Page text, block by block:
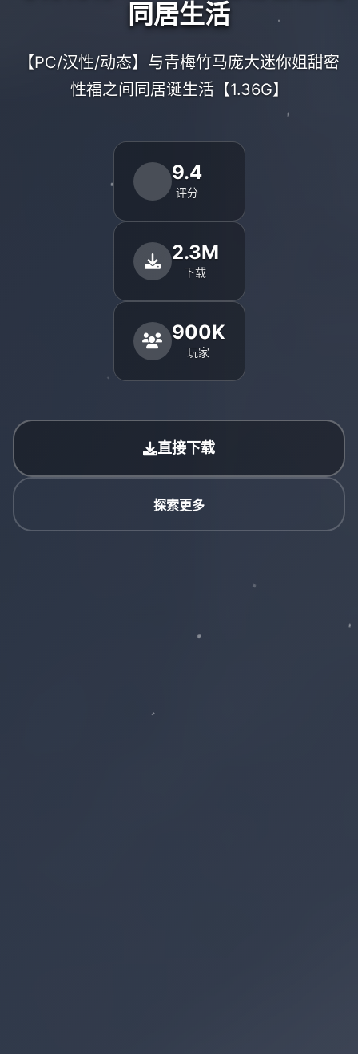
同居生活
【PC/汉性/动态】与青梅竹马庞大迷你姐甜密
性福之间同居诞生活【1.36G】
9.4
评分
2.3M
下载
900K
玩家
直接下载
探索更多